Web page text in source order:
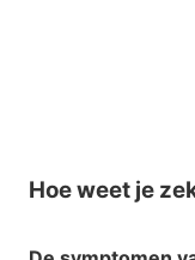
Hoe weet je